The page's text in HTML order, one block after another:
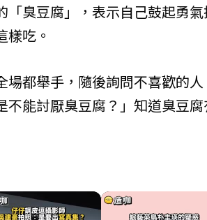
臭豆腐」，表示自己鼓起勇
吃。
都舉手，隨後詢問不喜歡的
不能討厭臭豆腐？」知道臭豆